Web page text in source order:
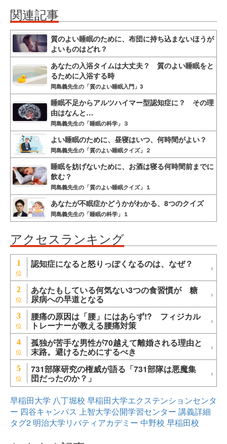
関連記事
質のよい睡眠のために、布団に持ち込まないほうが
よいものはどれ？
あなたの入浴タイムは大丈夫？ 質のよい睡眠をと
るために入浴する時
岡島義先生の「質のよい睡眠入門」3
睡眠不足からアルツハイマー型認知症に？ その理
由はなんと…
岡島義先生の「睡眠の科学」３
よい睡眠のために、昼寝はいつ、何時間がよい？
岡島義先生の「質のよい睡眠クイズ」２
睡眠を妨げないために、お酒は寝る何時間前までに
飲む？
岡島義先生の「質のよい睡眠クイズ」１
あなたが不眠症かどうかがわかる、8つのクイズ
岡島義先生の「睡眠の科学」１
アクセスランキング
1 認知症になると怒りっぽくなるのは、なぜ？
2 あなたもしている何気ない3つの食習慣が 糖
尿病への早道となる
3 腰痛の原因は「腰」にはあらず!? フィジカル
トレーナーが教える腰痛対策
4 孤独が苦手な男性が70越えて離婚される理由と
末路。避けるためにするべき
5 731部隊研究の権威が語る「731部隊は悪魔集
団だったのか？」
早稲田大学 八丁堀校 早稲田大学エクステンションセンタ
ー 四谷キャンパス 上智大学公開学習センター 講義詳細
タグ2 明治大学リバティアカデミー 中野校 早稲田校